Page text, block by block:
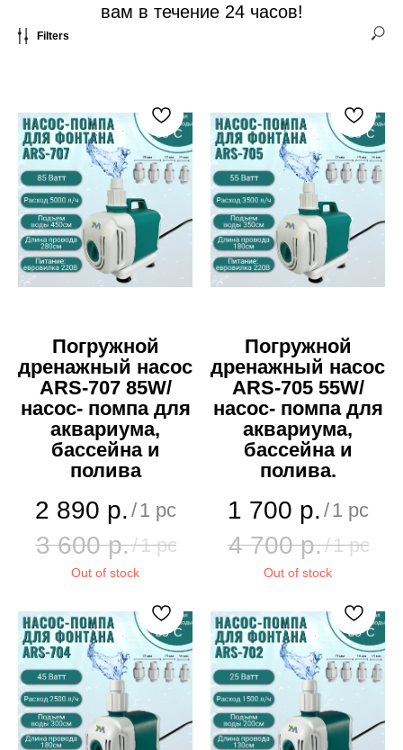
вам в течение 24 часов!
Filters
Погружной
дренажный насос
ARS-707 85W/
насос- помпа для
аквариума,
бассейна и
полива
2 890 р. /1 pc
3 600 р./1 pc
Out of stock
Погружной
дренажный насос
ARS-705 55W/
насос- помпа для
аквариума,
бассейна и
полива.
1 700 р. /1 pc
4 700 р./1 pc
Out of stock